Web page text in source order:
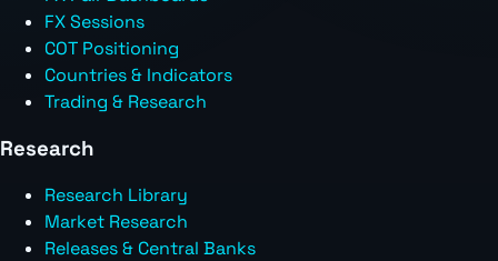
FX Sessions
COT Positioning
Countries & Indicators
Trading & Research
Research
Research Library
Market Research
Releases & Central Banks